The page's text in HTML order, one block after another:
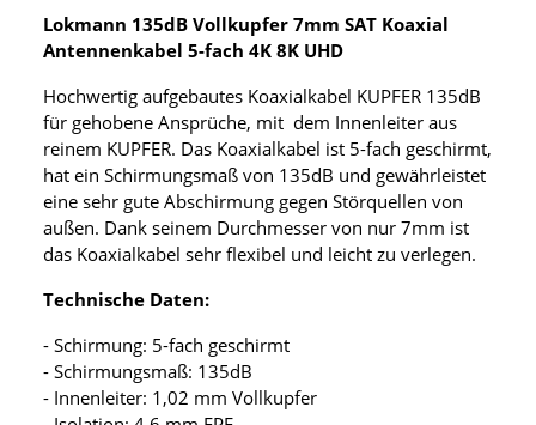
Lokmann 135dB Vollkupfer 7mm SAT Koaxial
Antennenkabel 5-fach 4K 8K UHD
Hochwertig aufgebautes Koaxialkabel KUPFER 135dB
für gehobene Ansprüche, mit dem Innenleiter aus
reinem KUPFER. Das Koaxialkabel ist 5-fach geschirmt,
hat ein Schirmungsmaß von 135dB und gewährleistet
eine sehr gute Abschirmung gegen Störquellen von
außen. Dank seinem Durchmesser von nur 7mm ist
das Koaxialkabel sehr flexibel und leicht zu verlegen.
Technische Daten:
- Schirmung: 5-fach geschirmt
- Schirmungsmaß: 135dB
- Innenleiter: 1,02 mm Vollkupfer